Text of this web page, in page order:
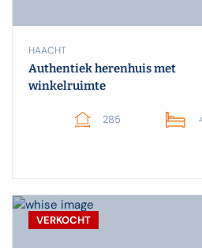
HAACHT
Authentiek herenhuis met
winkelruimte
285
VERKOCHT